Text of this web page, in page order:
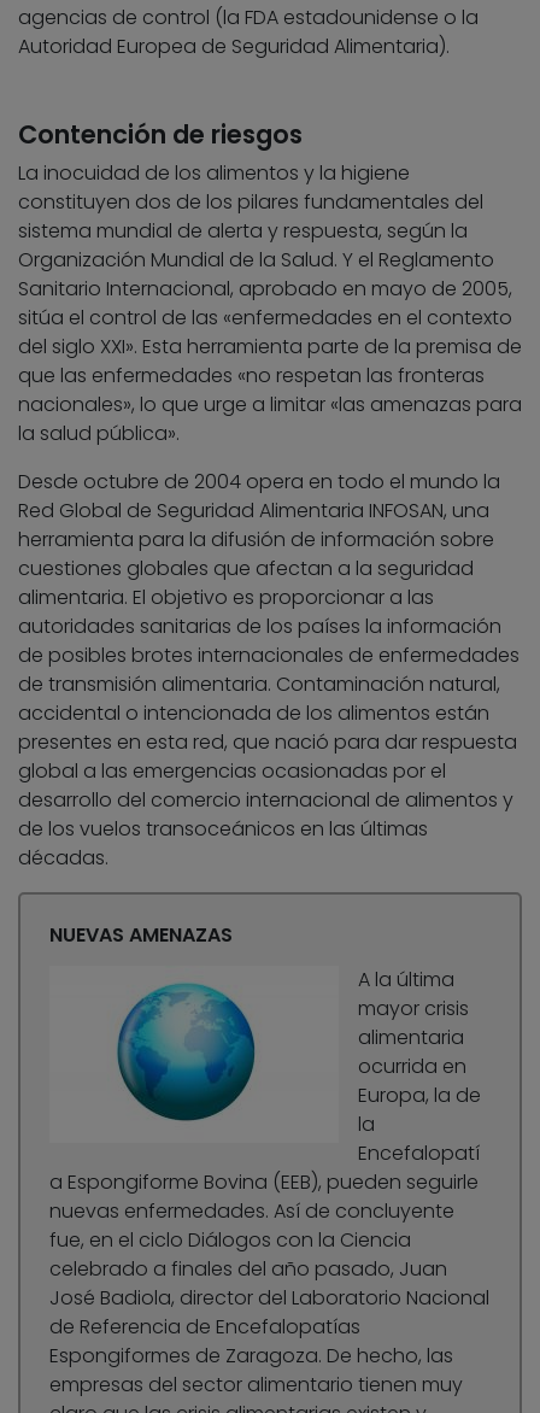
agencias de control (la FDA estadounidense o la
Autoridad Europea de Seguridad Alimentaria).
Contención de riesgos
La inocuidad de los alimentos y la higiene
constituyen dos de los pilares fundamentales del
sistema mundial de alerta y respuesta, según la
Organización Mundial de la Salud. Y el Reglamento
Sanitario Internacional, aprobado en mayo de 2005,
sitúa el control de las «enfermedades en el contexto
del siglo XXI». Esta herramienta parte de la premisa de
que las enfermedades «no respetan las fronteras
nacionales», lo que urge a limitar «las amenazas para
la salud pública».
Desde octubre de 2004 opera en todo el mundo la
Red Global de Seguridad Alimentaria INFOSAN, una
herramienta para la difusión de información sobre
cuestiones globales que afectan a la seguridad
alimentaria. El objetivo es proporcionar a las
autoridades sanitarias de los países la información
de posibles brotes internacionales de enfermedades
de transmisión alimentaria. Contaminación natural,
accidental o intencionada de los alimentos están
presentes en esta red, que nació para dar respuesta
global a las emergencias ocasionadas por el
desarrollo del comercio internacional de alimentos y
de los vuelos transoceánicos en las últimas
décadas.
NUEVAS AMENAZAS
A la última
mayor crisis
alimentaria
ocurrida en
Europa, la de
la
Encefalopatí
a Espongiforme Bovina (EEB), pueden seguirle
nuevas enfermedades. Así de concluyente
fue, en el ciclo Diálogos con la Ciencia
celebrado a finales del año pasado, Juan
José Badiola, director del Laboratorio Nacional
de Referencia de Encefalopatías
Espongiformes de Zaragoza. De hecho, las
empresas del sector alimentario tienen muy